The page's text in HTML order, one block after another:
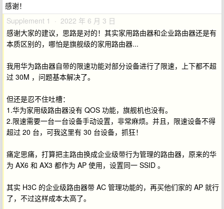
感谢！
Supplement 1 · 2022 年 6 月 3 日
感谢大家的建议，思路是对的！其实家用路由器和企业路由器还是有
本质区别的，哪怕是旗舰级的家用路由器...
我用华为路由器自带的限速功能对部分设备进行了限速，上下都不超
过 30M ，问题基本解决了。
但还是忍不住吐槽：
1.华为家用级路由器没有 QOS 功能，旗舰机也没有。
2.限速需要一台一台设备手动设置，非常麻烦。并且，限速设备不得
超过 20 台，可我这里有 30 台设备，抓狂！
痛定思痛，打算把主路由换成企业级带行为管理的路由器，原来的华
为 AX6 和 AX3 都作为 AP 使用，设置同一 SSID 。
其实 H3C 的企业级路由器带 AC 管理功能的，再买他们家的 AP 就行
了，不过这样成本太高了。